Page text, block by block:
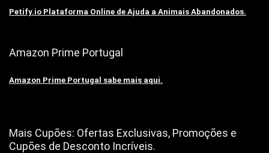
Petify.io Plataforma Online de Ajuda a Animais Abandonados.
Amazon Prime Portugal
Amazon Prime Portugal sabe mais aqui.
Mais Cupões: Ofertas Exclusivas, Promoções e
Cupões de Desconto Incríveis.